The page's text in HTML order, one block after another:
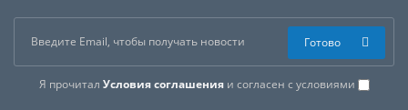
Я прочитал Условия соглашенияи согласен с условиями
Готово